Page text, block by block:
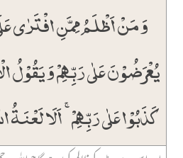
وَ مَنۡ اَظۡلَمُ مِمَّنِ افۡتَرٰی
یُعۡرَضُوۡنَ عَلٰی رَبِّہِمۡ وَ یَقُوۡلُ
کَذَبُوۡا عَلٰی رَبِّہِمۡ ۚ اَلَا لَعۡنَۃُ